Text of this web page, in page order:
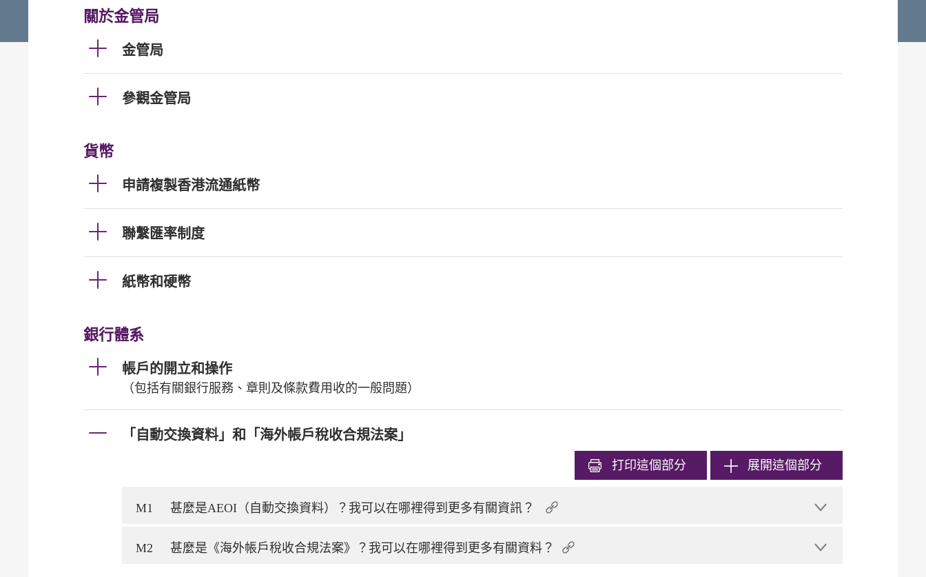
關於金管局
金管局
參觀金管局
貨幣
申請複製香港流通紙幣
聯繫匯率制度
紙幣和硬幣
銀行體系
帳戶的開立和操作
（包括有關銀行服務、章則及條款費用收的一般問題）
「自動交換資料」和「海外帳戶稅收合規法案」
打印這個部分 展開這個部分
M1 甚麼是AEOI（自動交換資料）？我可以在哪裡得到更多有關資訊？
M2 甚麼是《海外帳戶稅收合規法案》？我可以在哪裡得到更多有關資料？